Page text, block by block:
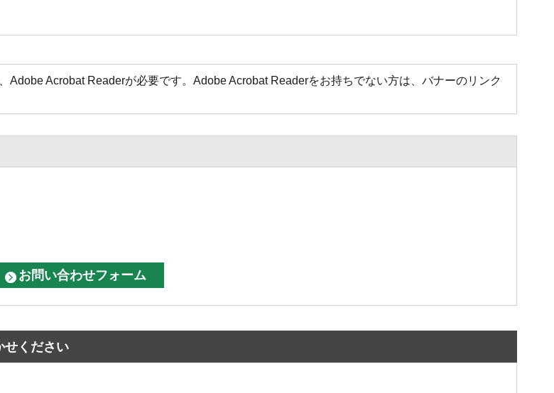
Adobe Acrobat Readerが必要です。Adobe Acrobat Readerをお持ちでない方は、バナーのリンク
せください